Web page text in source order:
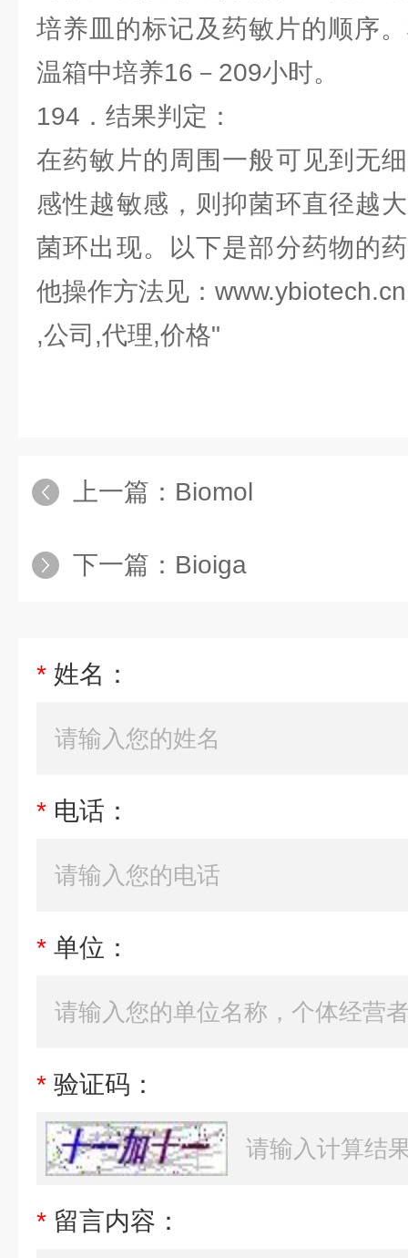
培养皿的标记及药敏片的顺序
温箱中培养16－209小时。
194．结果判定：
在药敏片的周围一般可见到无
感性越敏感，则抑菌环直径越
菌环出现。以下是部分药物的
他操作方法见：www.ybiotech.cn
,公司,代理,价格"
上一篇： Biomol
下一篇： Bioiga
* 姓名：
* 电话：
* 单位：
* 验证码：
* 留言内容：